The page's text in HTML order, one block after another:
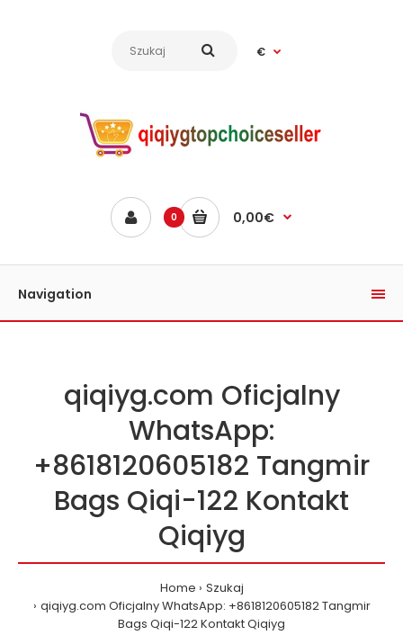
€
0 0,00€
Navigation
qiqiyg.com Oficjalny
WhatsApp:
+8618120605182 Tangmir
Bags Qiqi-122 Kontakt
Qiqiyg
Home
Szukaj
qiqiyg.com Oficjalny WhatsApp: +8618120605182 Tangmir
Bags Qiqi-122 Kontakt Qiqiyg